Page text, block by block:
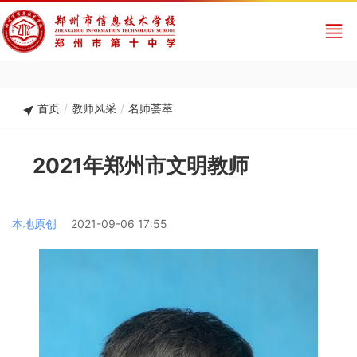
首页 / 教师风采 / 名师荟萃
2021年郑州市文明教师
本地原创 2021-09-06 17:55